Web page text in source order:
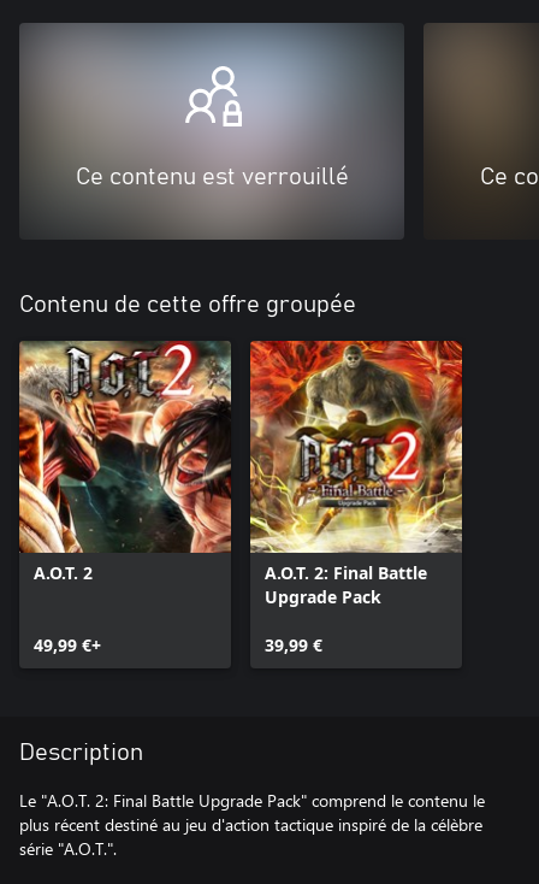
Ce contenu est verrouillé Ce
Contenu de cette offre groupée
A.O.T. 2
49,99 €+
A.O.T. 2: Final Battle
Upgrade Pack
39,99 €
Description
Le "A.O.T. 2: Final Battle Upgrade Pack" comprend le contenu le
plus récent destiné au jeu d'action tactique inspiré de la célèbre
série "A.O.T.".